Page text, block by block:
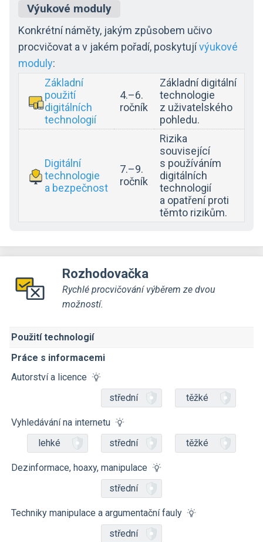
Výukové moduly
Konkrétní náměty, jakým způsobem učivo
procvičovat a v jakém pořadí, poskytujívýukové
moduly:
Základní
použití
digitálních
technologií
4.–6.
ročník
Základní digitální
technologie
z uživatelského
pohledu.
Digitální
technologie
a bezpečnost
7.–9.
ročník
Rizika
související
s používáním
digitálních
technologií
a opatření proti
těmto rizikům.
Rozhodovačka
Rychlé procvičování výběrem ze dvou
možností.
Použití technologií
Práce s informacemi
Autorství a licence
střední
těžké
Vyhledávání na internetu
lehké
střední těžké
Dezinformace, hoaxy, manipulace
střední
Techniky manipulace a argumentační fauly
střední